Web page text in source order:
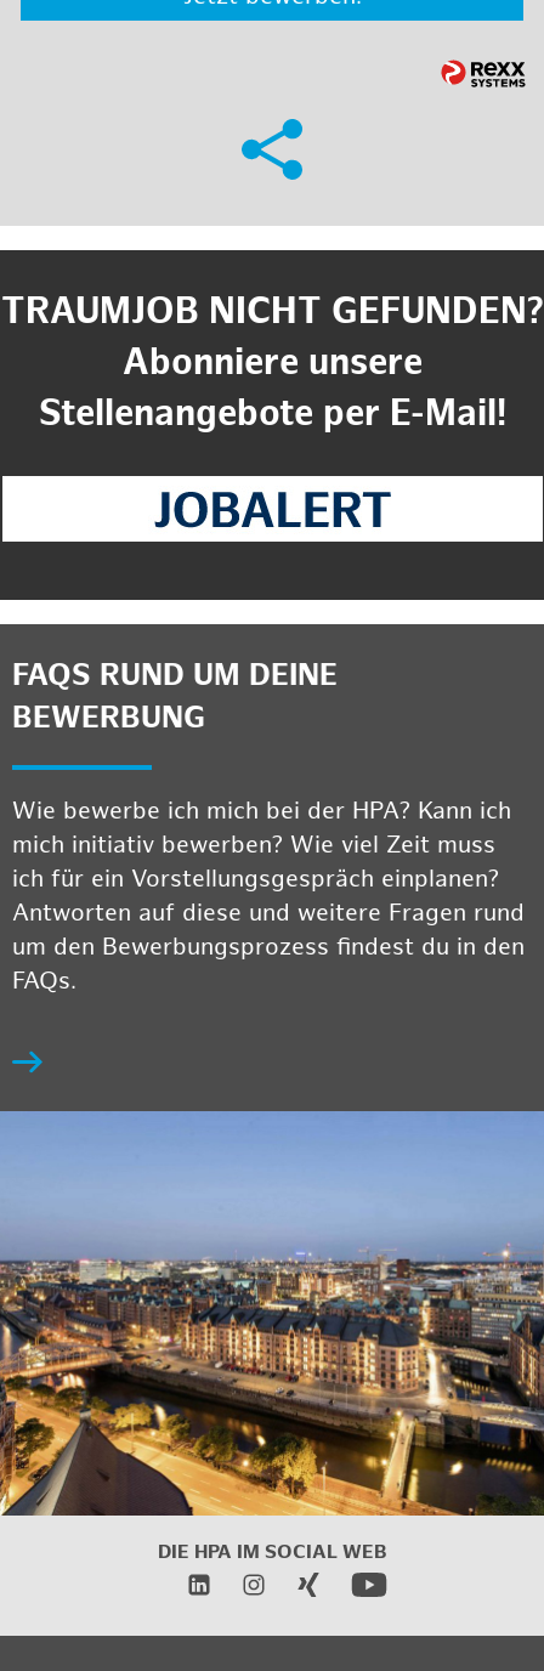
TRAUMJOB NICHT GEFUNDEN?
Abonniere unsere
Stellenangebote per E-Mail!
FAQS RUND UM DEINE
BEWERBUNG
Wie bewerbe ich mich bei der HPA? Kann ich
mich initiativ bewerben? Wie viel Zeit muss
ich für ein Vorstellungsgespräch einplanen?
Antworten auf diese und weitere Fragen rund
um den Bewerbungsprozess findest du in den
FAQs.
DIE HPA IM SOCIAL WEB